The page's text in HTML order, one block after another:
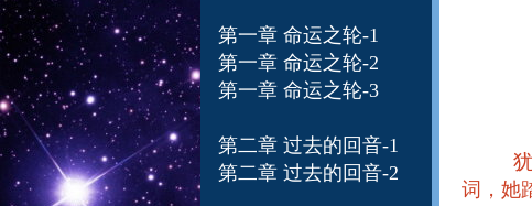
词，她
第一章 命运之轮-1
第一章 命运之轮-2
第一章 命运之轮-3
第二章 过去的回音-1
第二章 过去的回音-2